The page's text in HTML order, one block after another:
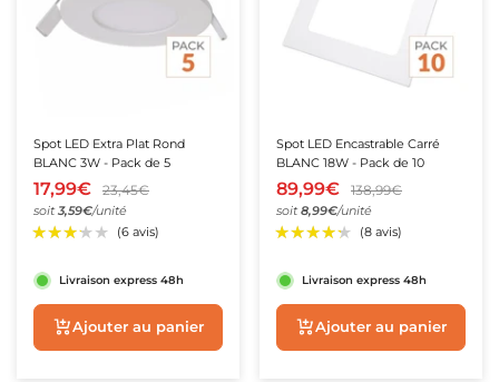
★★★★★
★★★★★ (2 avis)
Spot LED Extra Plat Rond
BLANC 3W - Pack de 5
17,99€ 23,45€
soit3,59€/unité
Livraison express 48h
Aperçu rapide
Spot LED Encastrable Carré
BLANC 18W - Pack de 10
89,99€ 138,99€
soit8,99€/unité
Livraison express 48h
Aperçu rapide